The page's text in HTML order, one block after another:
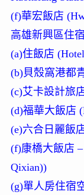
(f)華宏飯店
高雄新興區住
(a)住飯店
(b)貝殼窩港都
(c)艾卡設計旅
(d)福華大飯店
(e)六合日麗飯
(f)康橋大飯店
Qixian))
(g)單人房住宿